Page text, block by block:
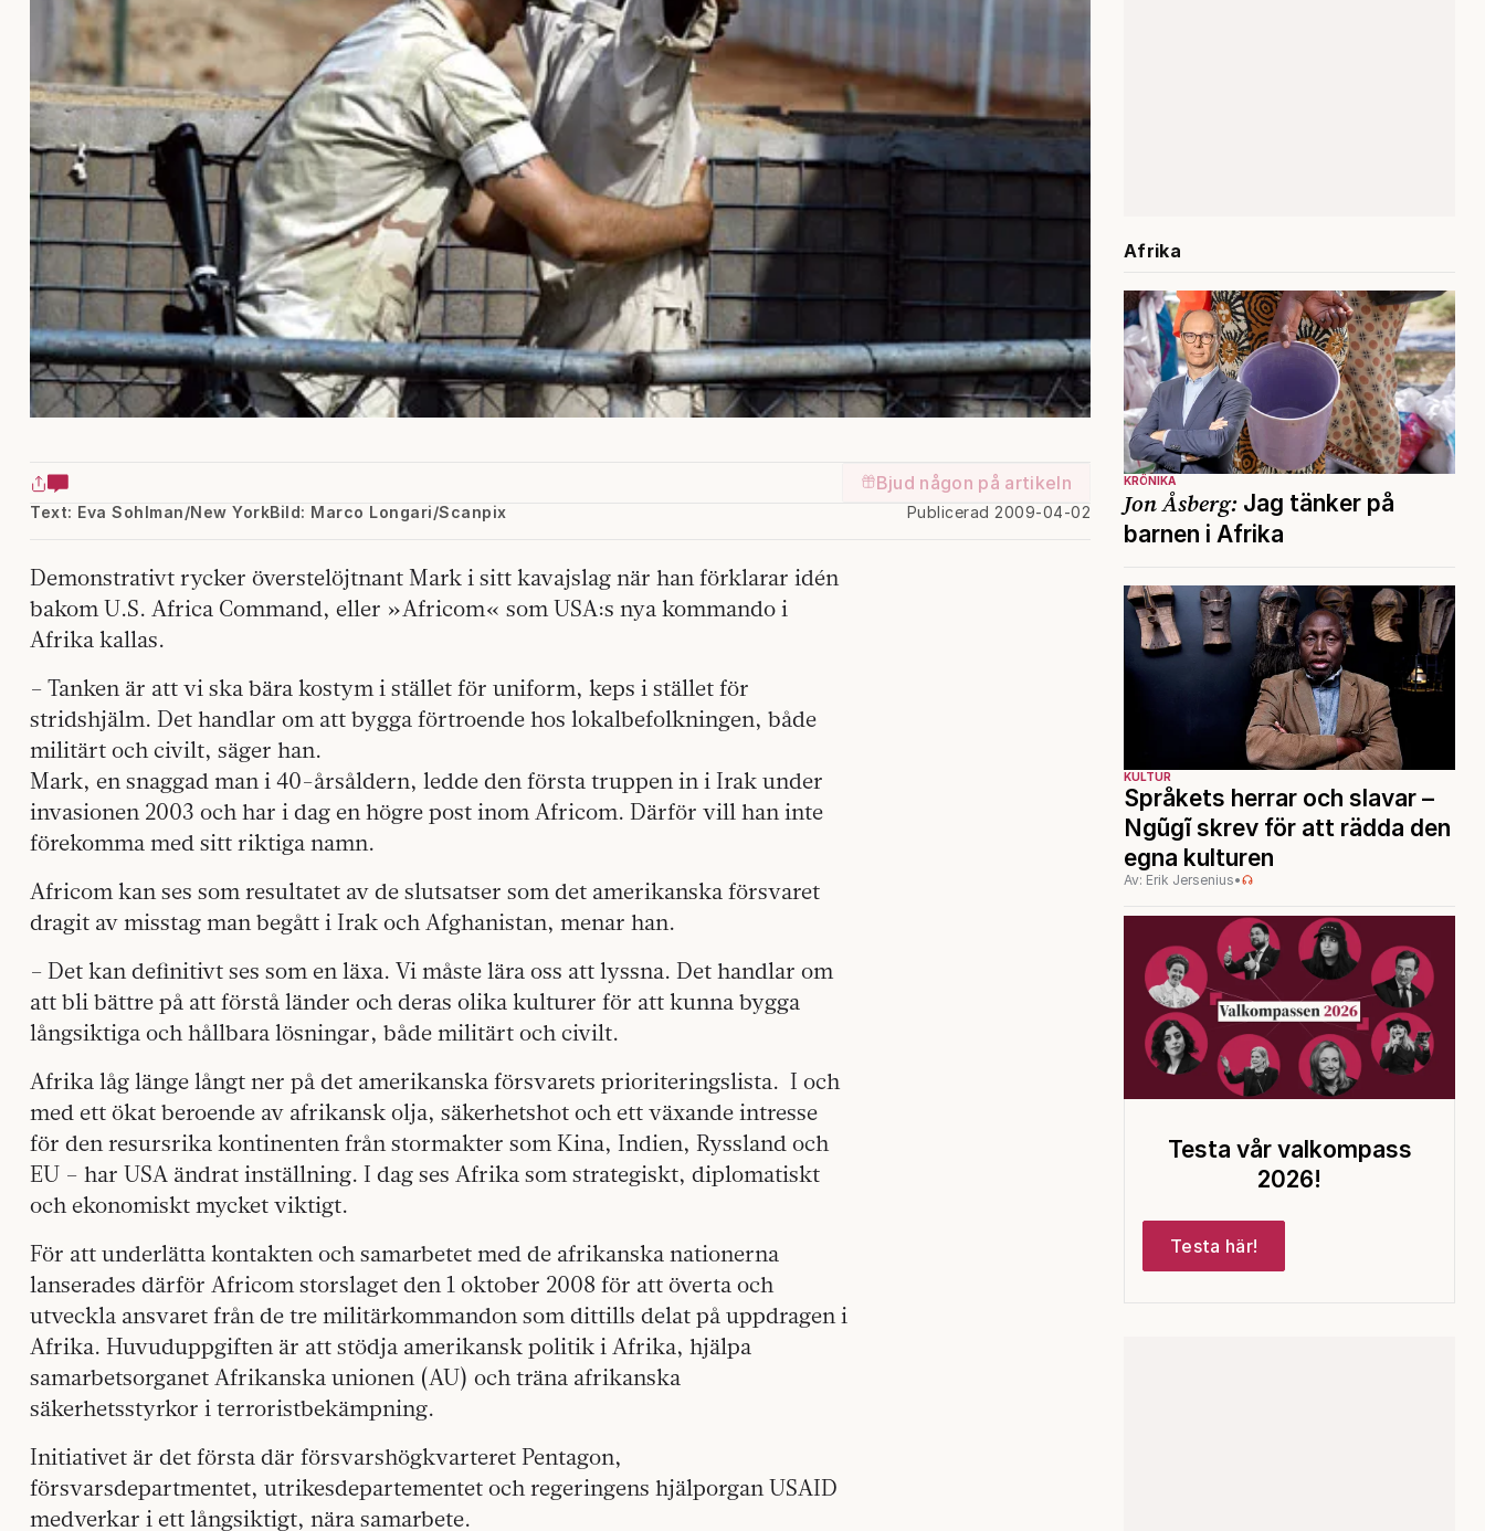
Bjud någon på artikeln
Text: Eva Sohlman/New York Publicerad 2009-04-02
Bild: Marco Longari/Scanpix
Demonstrativt rycker överstelöjtnant Mark i sitt kavajslag när han förklarar idén
bakom U.S. Africa Command, eller »Africom« som USA:s nya kommando i
Afrika kallas.
– Tanken är att vi ska bära kostym i stället för uniform, keps i stället för
stridshjälm. Det handlar om att bygga förtroende hos lokalbefolkningen, både
militärt och civilt, säger han.
Mark, en snaggad man i 40-årsåldern, ledde den första truppen in i Irak under
invasionen 2003 och har i dag en högre post inom Africom. Därför vill han inte
förekomma med sitt riktiga namn.
Africom kan ses som resultatet av de slutsatser som det amerikanska försvaret
dragit av misstag man begått i Irak och Afghanistan, menar han.
– Det kan definitivt ses som en läxa. Vi måste lära oss att lyssna. Det handlar om
att bli bättre på att förstå länder och deras olika kulturer för att kunna bygga
långsiktiga och hållbara lösningar, både militärt och civilt.
Afrika låg länge långt ner på det amerikanska försvarets prioriteringslista. I och
med ett ökat beroende av afrikansk olja, säkerhetshot och ett växande intresse
för den resursrika kontinenten från stormakter som Kina, Indien, Ryssland och
EU – har USA ändrat inställning. I dag ses Afrika som strategiskt, diplomatiskt
och ekonomiskt mycket viktigt.
För att underlätta kontakten och samarbetet med de afrikanska nationerna
lanserades därför Africom storslaget den 1 oktober 2008 för att överta och
utveckla ansvaret från de tre militärkommandon som dittills delat på uppdragen i
Afrika. Huvuduppgiften är att stödja amerikansk politik i Afrika, hjälpa
samarbetsorganet Afrikanska unionen (AU) och träna afrikanska
säkerhetsstyrkor i terroristbekämpning.
Initiativet är det första där försvarshögkvarteret Pentagon,
försvarsdepartmentet, utrikesdepartementet och regeringens hjälporgan USAID
medverkar i ett långsiktigt, nära samarbete.
Afrika
KRÖNIKA
Jon Åsberg: Jag tänker på
barnen i Afrika
KULTUR
Språkets herrar och slavar –
Ngũgĩ skrev för att rädda den
egna kulturen
Av: Erik Jersenius•
Testa vår valkompass
2026!
Testa här!